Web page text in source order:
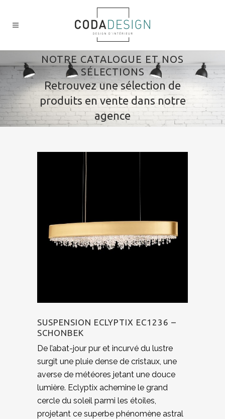
NOTRE CATALOGUE ET NOS
SÉLECTIONS
Retrouvez une sélection de
produits en vente dans notre
agence
SUSPENSION ECLYPTIX EC1236 –
SCHONBEK
De l’abat-jour pur et incurvé du lustre
surgit une pluie dense de cristaux, une
averse de météores jetant une douce
lumière. Eclyptix achemine le grand
cercle du soleil parmi les étoiles,
projetant ce superbe phénomène astral